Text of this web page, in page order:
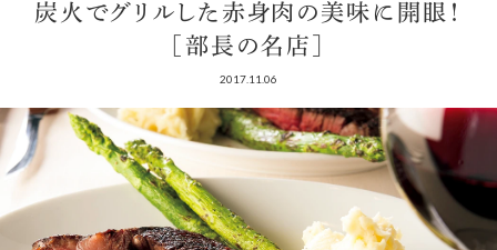
炭火でグリルした赤身肉の美味に開眼！
［部長の名店］
2017.11.06